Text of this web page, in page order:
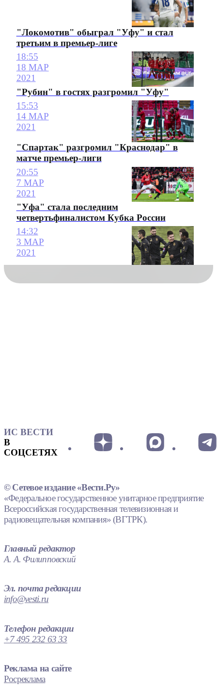
"Локомотив" обыграл "Уфу" и стал
третьим в премьер-лиге
18:55
18 МАР
2021
"Рубин" в гостях разгромил "Уфу"
15:53
14 МАР
2021
"Спартак" разгромил "Краснодар" в
матче премьер-лиги
20:55
7 МАР
2021
"Уфа" стала последним
четвертьфиналистом Кубка России
14:32
3 МАР
2021
ИС ВЕСТИ
В
СОЦСЕТЯХ
© Сетевое издание «Вести.Ру»
«Федеральное государственное унитарное предприятие
Всероссийская государственная телевизионная и
радиовещательная компания» (ВГТРК).
Главный редактор
А. А. Филипповский
Эл. почта редакции
info@vesti.ru
Телефон редакции
+7 495 232 63 33
Реклама на сайте
Росреклама